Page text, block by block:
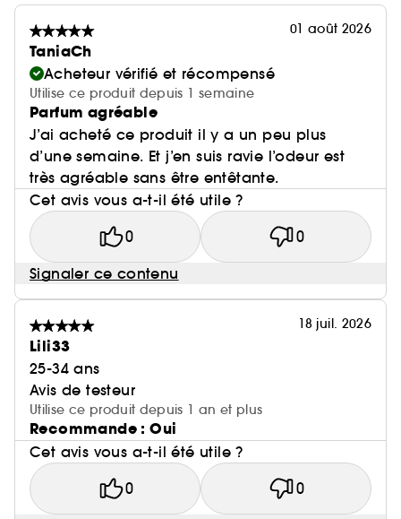
01 août 2026
TaniaCh
Acheteur vérifié et récompensé
Utilise ce produit depuis 1 semaine
Parfum agréable
J’ai acheté ce produit il y a un peu plus
d’une semaine. Et j’en suis ravie l’odeur est
très agréable sans être entêtante.
Cet avis vous a-t-il été utile ?
0 0
Signaler ce contenu
18 juil. 2026
Lili33
25-34 ans
Avis de testeur
Utilise ce produit depuis 1 an et plus
Recommande : Oui
Cet avis vous a-t-il été utile ?
0 0